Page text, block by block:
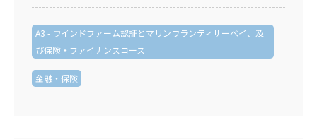
A3 - ウインドファーム認証とマリンワランティサーベイ、及
び保険・ファイナンスコース
金融・保険